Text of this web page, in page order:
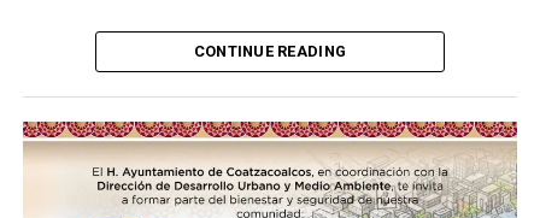
CONTINUE READING